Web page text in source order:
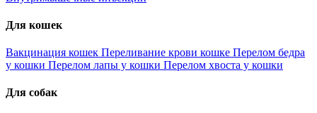
Для кошек
Вакцинация кошек Переливание крови кошке Перелом бедра
у кошки Перелом лапы у кошки Перелом хвоста у кошки
Для собак